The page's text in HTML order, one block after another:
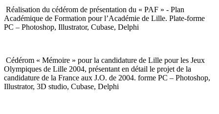
Réalisation du cédérom de présentation du « PAF » - Plan
Académique de Formation pour l’Académie de Lille. Plate-forme
PC – Photoshop, Illustrator, Cubase, Delphi
Cédérom « Mémoire » pour la candidature de Lille pour les Jeux
Olympiques de Lille 2004, présentant en détail le projet de la
candidature de la France aux J.O. de 2004. forme PC – Photoshop,
Illustrator, 3D studio, Cubase, Delphi